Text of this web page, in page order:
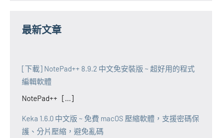
最新文章
[下載] NotePad++ 8.9.2 中文免安裝版 ~ 超好用的程式
編輯軟體
NotePad++ [...]
Keka 1.6.0 中文版 ~ 免費 macOS 壓縮軟體，支援密碼保
護、分片壓縮，避免亂碼